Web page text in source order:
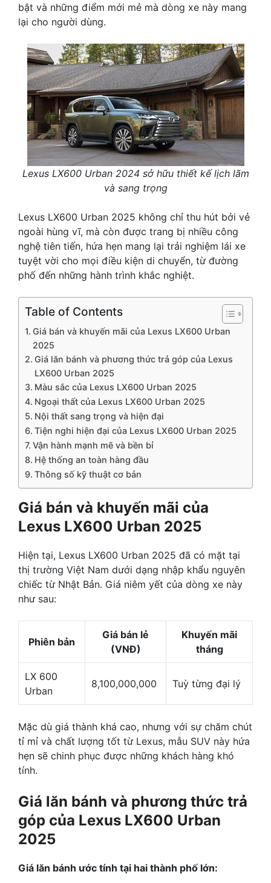
bật và những điểm mới mẻ mà dòng xe này mang
lại cho người dùng.
Lexus LX600 Urban 2024 sở hữu thiết kế lịch lãm
và sang trọng
Lexus LX600 Urban 2025 không chỉ thu hút bởi vẻ
ngoài hùng vĩ, mà còn được trang bị nhiều công
nghệ tiên tiến, hứa hẹn mang lại trải nghiệm lái xe
tuyệt vời cho mọi điều kiện di chuyển, từ đường
phố đến những hành trình khắc nghiệt.
Table of Contents
Giá bán và khuyến mãi của Lexus LX600 Urban
2025
Giá lăn bánh và phương thức trả góp của Lexus
LX600 Urban 2025
Màu sắc của Lexus LX600 Urban 2025
Ngoại thất của Lexus LX600 Urban 2025
Nội thất sang trọng và hiện đại
Tiện nghi hiện đại của Lexus LX600 Urban 2025
Vận hành mạnh mẽ và bền bỉ
Hệ thống an toàn hàng đầu
Thông số kỹ thuật cơ bản
Giá bán và khuyến mãi của
Lexus LX600 Urban 2025
Hiện tại, Lexus LX600 Urban 2025 đã có mặt tại
thị trường Việt Nam dưới dạng nhập khẩu nguyên
chiếc từ Nhật Bản. Giá niêm yết của dòng xe này
như sau:
Phiên bản
Giá bán lẻ
(VNĐ)
Khuyến mãi
tháng
LX 600
Urban
8,100,000,000 Tuỳ từng đại lý
Mặc dù giá thành khá cao, nhưng với sự chăm chút
tỉ mỉ và chất lượng tốt từ Lexus, mẫu SUV này hứa
hẹn sẽ chinh phục được những khách hàng khó
tính.
Giá lăn bánh và phương thức trả
góp của Lexus LX600 Urban
2025
Giá lăn bánh ước tính tại hai thành phố lớn: